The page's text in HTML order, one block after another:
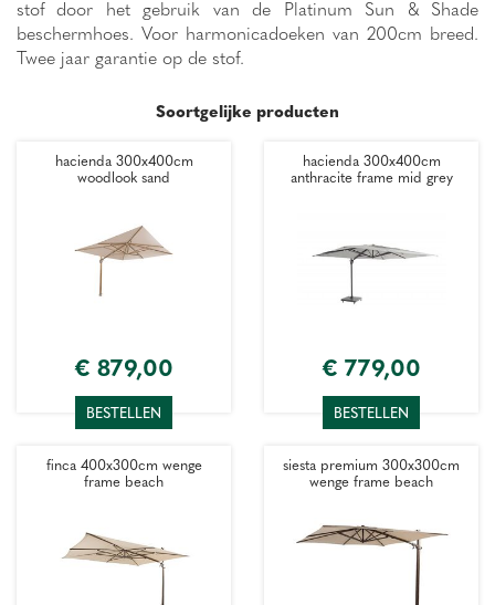
stof door het gebruik van de Platinum Sun & Shade
beschermhoes. Voor harmonicadoeken van 200cm breed.
Twee jaar garantie op de stof.
Soortgelijke producten
hacienda 300x400cm
woodlook sand
€ 879,00
BESTELLEN
hacienda 300x400cm
anthracite frame mid grey
€ 779,00
BESTELLEN
finca 400x300cm wenge
frame beach
siesta premium 300x300cm
wenge frame beach